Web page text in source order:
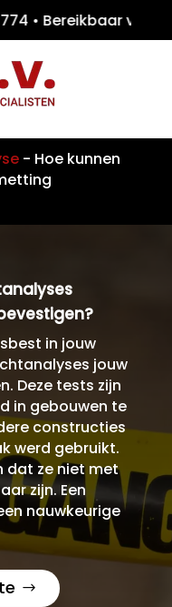
774 •
- Hoe kunnen
in jouw
jouw
Deze tests zijn
in gebouwen te
constructies
werd gebruikt.
dat ze niet met
zijn. Een
nauwkeurige